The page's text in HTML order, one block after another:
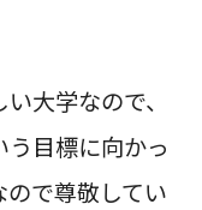
大学なので、
目標に向かっ
で尊敬してい